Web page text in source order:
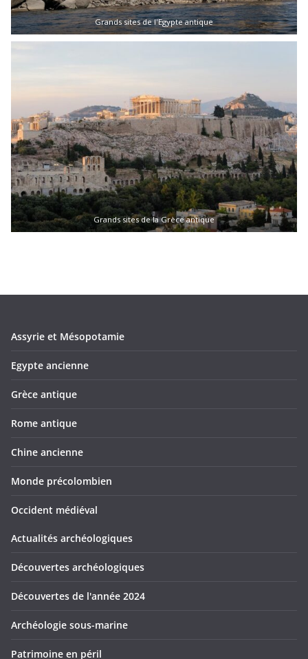
Grands sites de l'Egypte antique
Grands sites de la Grèce antique
Assyrie et Mésopotamie
Egypte ancienne
Grèce antique
Rome antique
Chine ancienne
Monde précolombien
Occident médiéval
Actualités archéologiques
Découvertes archéologiques
Découvertes de l'année 2024
Archéologie sous-marine
Patrimoine en péril